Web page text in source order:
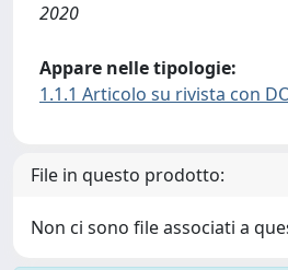
2020
Appare nelle tipologie:
1.1.1 Articolo su rivista con
File in questo prodotto:
Non ci sono file associati a